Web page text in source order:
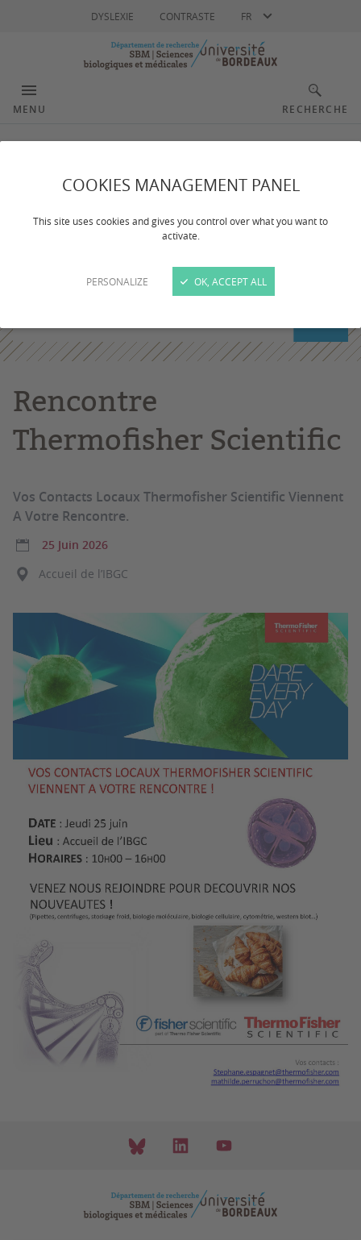
COOKIES MANAGEMENT PANEL
This site uses cookies and gives you control over what you want to
activate.
PERSONALIZE OK, ACCEPT ALL
DYSLEXIE CONTRASTE FR
MENU RECHERCHE
Rencontre
Thermofisher Scientific
Vos Contacts Locaux Thermofisher Scientific Viennent
A Votre Rencontre.
25 Juin 2026
Accueil de l’IBGC